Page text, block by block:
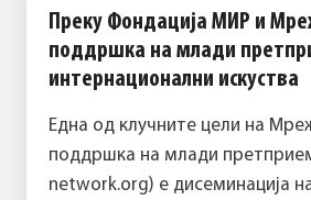
Преку Фондација МИР и
поддршка на млади
интернационални искуства
Една од клучните цели на
поддршка на млади
network.org) е дисеминација